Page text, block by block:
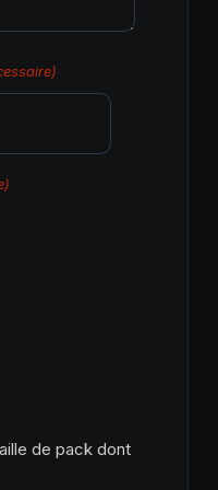
de pack dont